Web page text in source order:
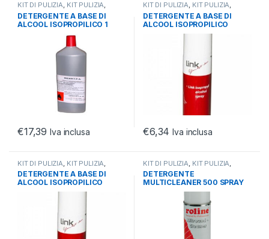
KIT DI PULIZIA, KIT PULIZIA,
MONITOR
DETERGENTE A BASE DI
ALCOOL ISOPROPILICO 1
€17,39 Iva inclusa
KIT DI PULIZIA, KIT PULIZIA,
MONITOR
DETERGENTE A BASE DI
ALCOOL ISOPROPILICO
SPRAY 200ML
€6,34 Iva inclusa
KIT DI PULIZIA KIT PULIZIA
MONITOR
DETERGENTE A BASE DI
ALCOOL ISOPROPILICO
SPRAY 200ML
KIT DI PULIZIA KIT PULIZIA
MONITOR
DETERGENTE
MULTICLEANER 500 SPRAY